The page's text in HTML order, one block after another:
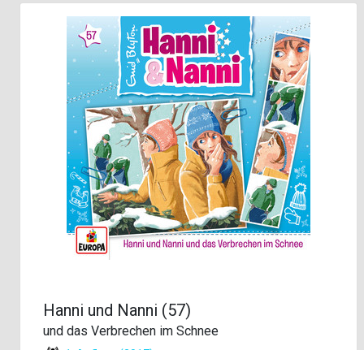
Hanni und Nanni (57)
und das Verbrechen im Schnee